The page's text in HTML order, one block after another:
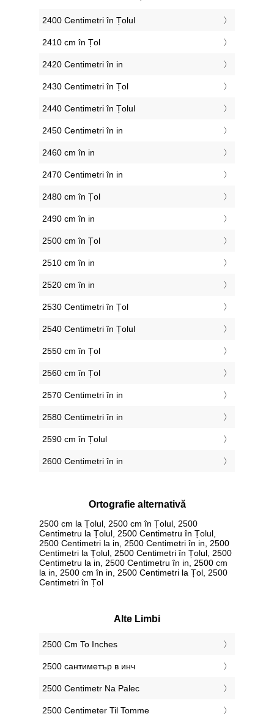
2400 Centimetri în Țolul
2410 cm în Țol
2420 Centimetri în in
2430 Centimetri în Țol
2440 Centimetri în Țolul
2450 Centimetri în in
2460 cm în in
2470 Centimetri în in
2480 cm în Țol
2490 cm în in
2500 cm în Țol
2510 cm în in
2520 cm în in
2530 Centimetri în Țol
2540 Centimetri în Țolul
2550 cm în Țol
2560 cm în Țol
2570 Centimetri în in
2580 Centimetri în in
2590 cm în Țolul
2600 Centimetri în in
Ortografie alternativă
2500 cm la Țolul, 2500 cm în Țolul, 2500
Centimetru la Țolul, 2500 Centimetru în Țolul,
2500 Centimetri la in, 2500 Centimetri în in, 2500
Centimetri la Țolul, 2500 Centimetri în Țolul, 2500
Centimetru la in, 2500 Centimetru în in, 2500 cm
la in, 2500 cm în in, 2500 Centimetri la Țol, 2500
Centimetri în Țol
Alte Limbi
‎2500 Cm To Inches
‎2500 сантиметър в инч
‎2500 Centimetr Na Palec
‎2500 Centimeter Til Tomme